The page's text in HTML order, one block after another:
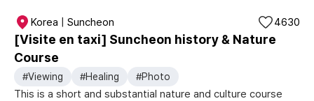
Korea | Suncheon
[Visite en taxi] Suncheon history & Nature
Course
4630
#Viewing #Healing #Photo
This is a short and substantial nature and culture course